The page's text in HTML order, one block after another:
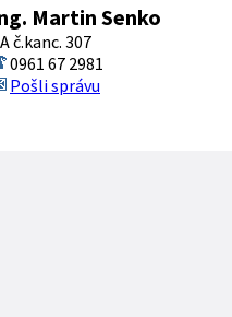
Martin Senko
č.kanc. 307
0961 67 2981
Pošli správu